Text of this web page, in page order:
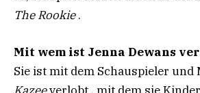
The Rookie.
Mit wem ist Jenna Dewans
Sie ist mit dem Schauspieler und